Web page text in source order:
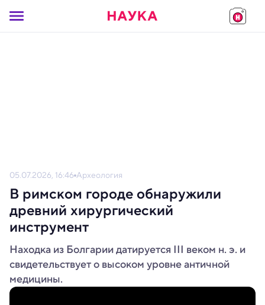
05.07.2026, 16:46 Археология
В римском городе обнаружили
древний хирургический
инструмент
Находка из Болгарии датируется III веком н. э. и
свидетельствует о высоком уровне античной
медицины.